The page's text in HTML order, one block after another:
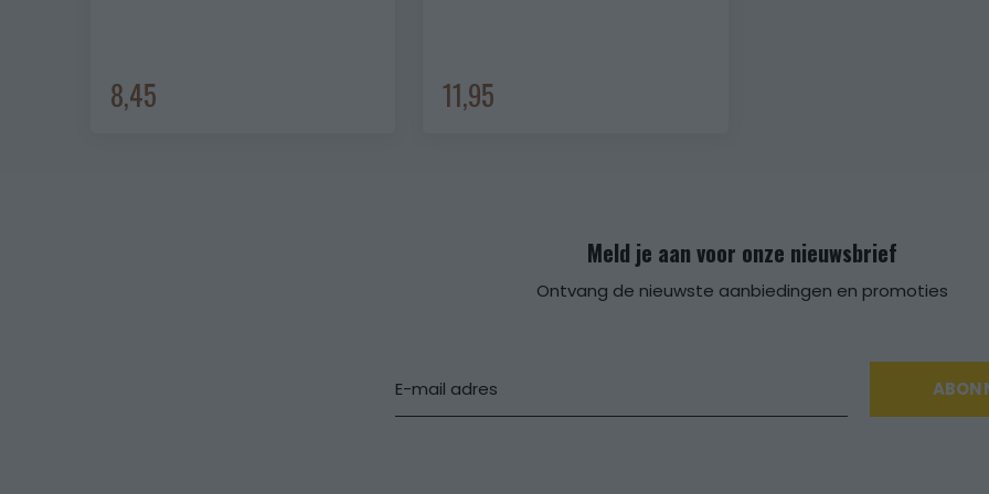
8,45 11,95
Meld je aan voor onze nieuwsbrief
Ontvang de nieuwste aanbiedingen en promoties